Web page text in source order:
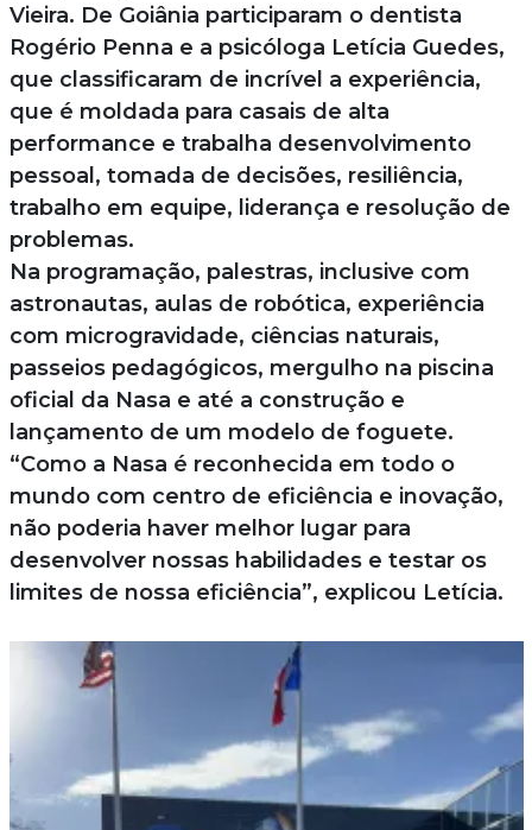
Vieira. De Goiânia participaram o dentista
Rogério Penna e a psicóloga Letícia Guedes,
que classificaram de incrível a experiência,
que é moldada para casais de alta
performance e trabalha desenvolvimento
pessoal, tomada de decisões, resiliência,
trabalho em equipe, liderança e resolução de
problemas.
Na programação, palestras, inclusive com
astronautas, aulas de robótica, experiência
com microgravidade, ciências naturais,
passeios pedagógicos, mergulho na piscina
oficial da Nasa e até a construção e
lançamento de um modelo de foguete.
“Como a Nasa é reconhecida em todo o
mundo com centro de eficiência e inovação,
não poderia haver melhor lugar para
desenvolver nossas habilidades e testar os
limites de nossa eficiência”, explicou Letícia.